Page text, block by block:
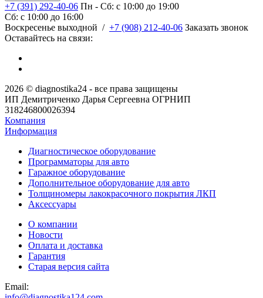
+7 (391) 292-40-06 Пн - Сб: c 10:00 до 19:00
Сб: c 10:00 до 16:00
​Воскресенье выходной / +7 (908) 212-40-06 Заказать звонок
Оставайтесь на связи:
2026 © diagnostika24 - все права защищены
ИП Демитриченко Дарья Сергеевна ОГРНИП
318246800026394
Компания
Информация
Диагностическое оборудование
Программаторы для авто
Гаражное оборудование
Дополнительное оборудование для авто
Толщиномеры лакокрасочного покрытия ЛКП
Аксессуары
О компании
Новости
Оплата и доставка
Гарантия
Старая версия сайта
Email: